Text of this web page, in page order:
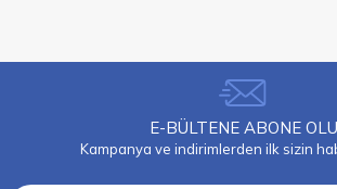
E-BÜLTENE ABONE
Kampanya ve indirimlerden ilk sizin